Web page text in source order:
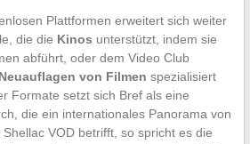
Plattformen erweitert sich weiter
die die Kinos unterstützt, indem sie
abführt, oder dem Video Club
Neuauflagen von Filmen spezialisiert
Formate setzt sich Bref als eine
die ein internationales Panorama von
Shellac VOD betrifft, so spricht es die